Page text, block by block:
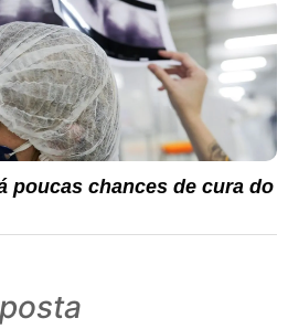
poucas chances de cura do